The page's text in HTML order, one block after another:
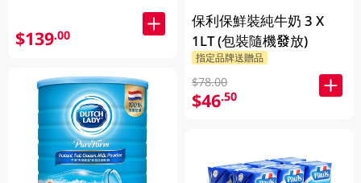
$139.00
保利保鮮裝純牛奶 3 X
1LT (包裝隨機發放)
指定品牌送贈品
$78.00
$46.50